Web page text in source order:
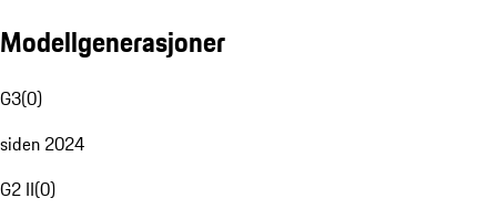
Modellgenerasjoner
G3(0)
siden 2024
G2 II(0)